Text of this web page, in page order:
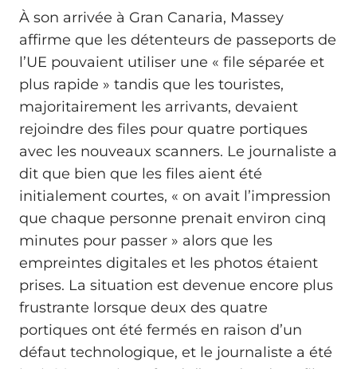
À son arrivée à Gran Canaria, Massey
affirme que les détenteurs de passeports de
l’UE pouvaient utiliser une « file séparée et
plus rapide » tandis que les touristes,
majoritairement les arrivants, devaient
rejoindre des files pour quatre portiques
avec les nouveaux scanners. Le journaliste a
dit que bien que les files aient été
initialement courtes, « on avait l’impression
que chaque personne prenait environ cinq
minutes pour passer » alors que les
empreintes digitales et les photos étaient
prises. La situation est devenue encore plus
frustrante lorsque deux des quatre
portiques ont été fermés en raison d’un
défaut technologique, et le journaliste a été